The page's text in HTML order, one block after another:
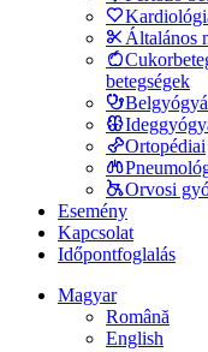
Általános
betegségek
Ortopédiai
Orvosi
Esemény
Kapcsolat
Időpontfoglalás
Magyar
Română
English